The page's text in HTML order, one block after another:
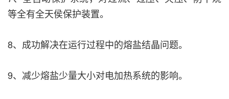
等全有全天侯保护装置。
8、成功解决在运行过程中的熔盐结晶问题。
9、减少熔盐少量大小对电加热系统的影响。